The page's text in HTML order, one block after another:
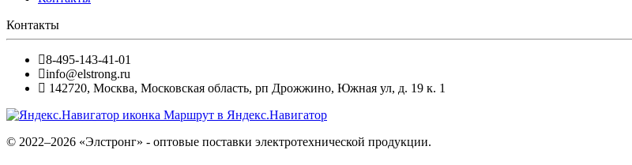
Контакты
8-495-143-41-01
info@elstrong.ru
142720, Москва, Московская область, рп Дрожжино, Южная ул, д. 19 к. 1
Маршрут в Яндекс.Навигатор
© 2022–2026 «Элстронг» - оптовые поставки электротехнической продукции.